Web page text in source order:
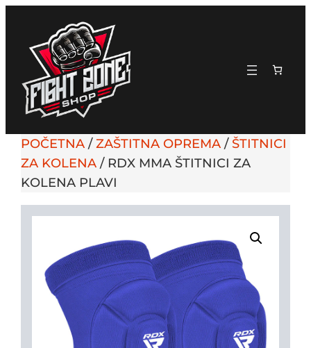
POČETNA /ZAŠTITNA OPREMA /ŠTITNICI
ZA KOLENA / RDX MMA ŠTITNICI ZA
KOLENA PLAVI